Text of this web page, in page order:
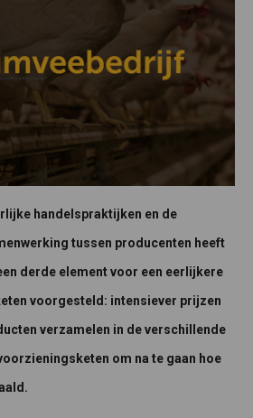
handelspraktijken en de
tussen producenten heeft
derde element voor een eerlijkere
voorgesteld: intensiever prijzen
verzamelen in de verschillende
om na te gaan hoe